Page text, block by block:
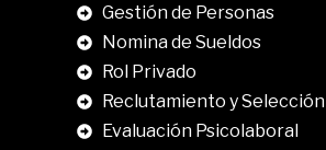
Gestión de Personas
Nomina de Sueldos
Rol Privado
Reclutamiento y Selección
Evaluación Psicolaboral